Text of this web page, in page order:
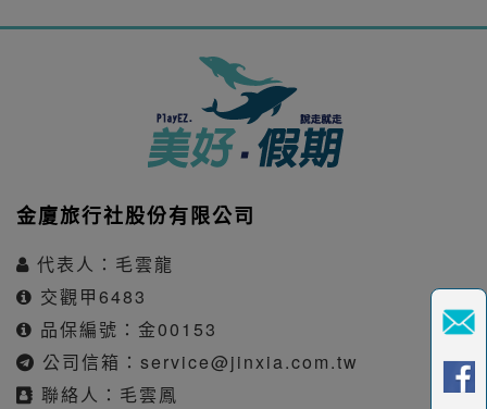
金廈旅行社股份有限公司
代表人：毛雲龍
交觀甲6483
品保編號：金00153
公司信箱： service@jinxia.com.tw
聯絡人：毛雲鳳